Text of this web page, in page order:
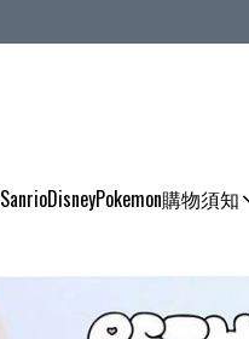
SanrioDisneyPokemon購物須知